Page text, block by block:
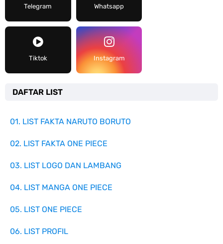
Telegram Whatsapp
Tiktok Instagram
DAFTAR LIST
01. LIST FAKTA NARUTO BORUTO
02. LIST FAKTA ONE PIECE
03. LIST LOGO DAN LAMBANG
04. LIST MANGA ONE PIECE
05. LIST ONE PIECE
06. LIST PROFIL